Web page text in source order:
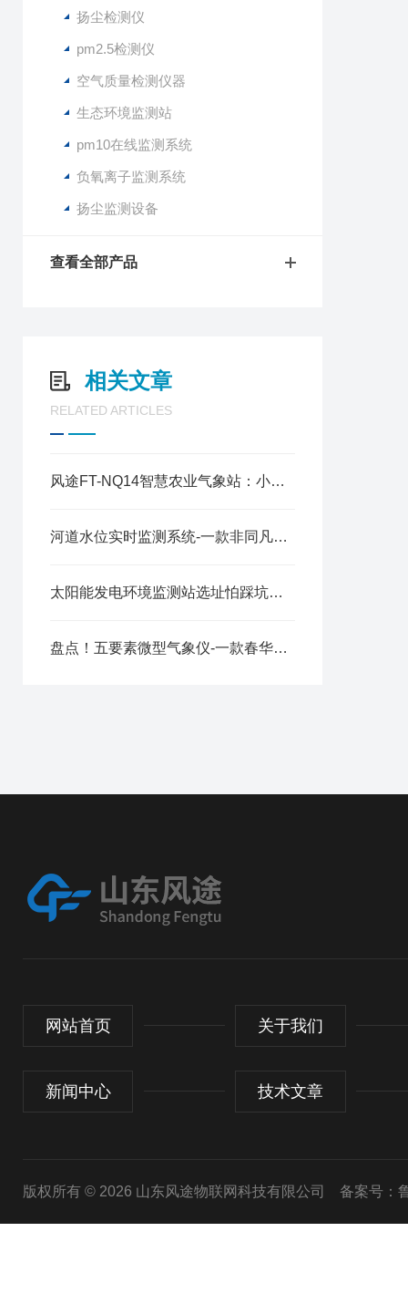
扬尘检测仪
pm2.5检测仪
空气质量检测仪器
生态环境监测站
pm10在线监测系统
负氧离子监测系统
扬尘监测设备
查看全部产品
相关文章
RELATED ARTICLES
风途FT-NQ14智慧农业气象站：小巧部署 + 自动运行，守护农业生产安全！
河道水位实时监测系统-一款非同凡响的水位监测设备@2023已更新
太阳能发电环境监测站选址怕踩坑？【风途】帮你把光资源家底摸得明明白白
盘点！五要素微型气象仪-一款春华秋实的金属款微气象仪@2023动态已更新
网站首页 关于我们
新闻中心 技术文章
版权所有 © 2026 山东风途物联网科技有限公司 备案号：